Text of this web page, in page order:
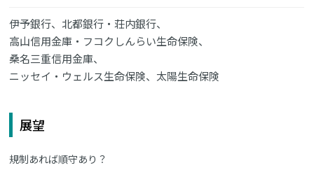
伊予銀行、北都銀行・荘内銀行、
高山信用金庫・フコクしんらい生命保険、
桑名三重信用金庫、
ニッセイ・ウェルス生命保険、太陽生命保険
展望
規制あれば順守あり？